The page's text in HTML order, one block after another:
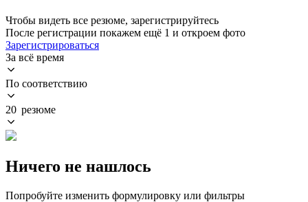
Чтобы видеть все резюме, зарегистрируйтесь
После регистрации покажем ещё 1 и откроем фото
Зарегистрироваться
За всё время
По соответствию
20 резюме
Ничего не нашлось
Попробуйте изменить формулировку или фильтры